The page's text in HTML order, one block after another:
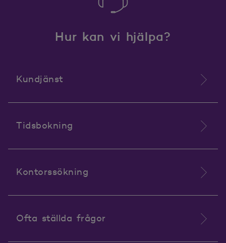
Hur kan vi hjälpa?
Kundjänst
Tidsbokning
Kontorssökning
Ofta ställda frågor